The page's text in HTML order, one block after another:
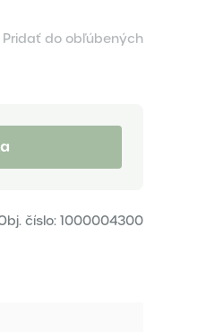
Pridať do obľúbených
číslo: 1000004300